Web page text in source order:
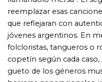
trascendentes, conceptos y
Nebbia, su generosa
exclusivas a algunos artistas
estos cincuenta años con la
anexos que atestiguan sus